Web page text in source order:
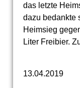
das letzte
dazu bedankte
Heimsieg
Liter Freibier.
13.04.2019